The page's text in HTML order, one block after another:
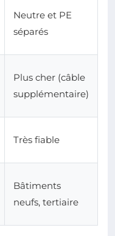
Neutre et PE
séparés
Plus cher (câble
supplémentaire)
Très fiable
Bâtiments
neufs, tertiaire